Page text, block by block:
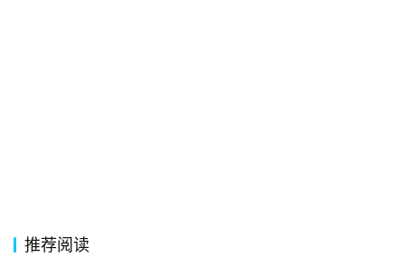
推荐阅读